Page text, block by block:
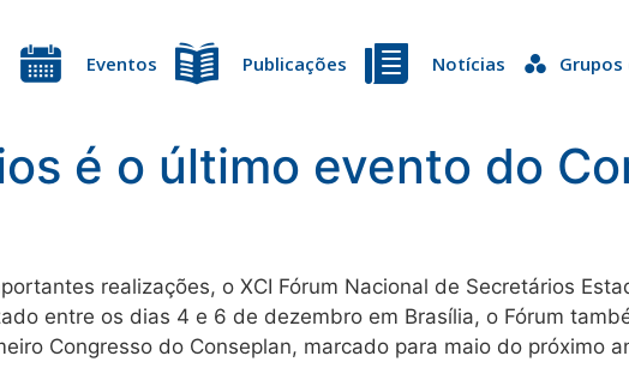
Eventos Publicações Notícias
é o último evento do
realizações, o XCI Fórum Nacional de Secretários
entre os dias 4 e 6 de dezembro em Brasília, o Fórum
Congresso do Conseplan, marcado para maio do próximo